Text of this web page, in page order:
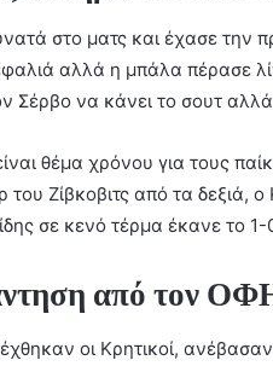
στο ματς και έχασε την
αλλά η μπάλα πέρασε
Σέρβο να κάνει το σουτ
θέμα χρόνου για τους
του Ζίβκοβιτς από τα δεξιά,
σε κενό τέρμα έκανε το 1-
από τον
οι Κρητικοί,